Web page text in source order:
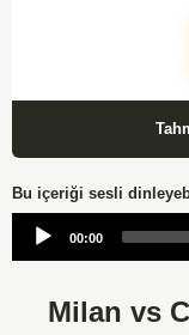
Bu içeriği sesli
Audio
00:00
Milan vs